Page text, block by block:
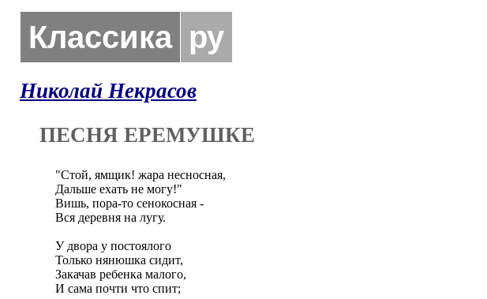
Классика ру
Николай Некрасов
ПЕСНЯ ЕРЕМУШКЕ
"Стой, ямщик! жара несносная,
Дальше ехать не могу!"
Вишь, пора-то сенокосная -
Вся деревня на лугу.
У двора у постоялого
Только нянюшка сидит,
Закачав ребенка малого,
И сама почти что спит;